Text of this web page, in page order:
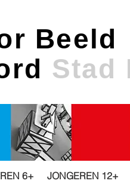
Beeld
Stad
6+ JONGEREN 12+